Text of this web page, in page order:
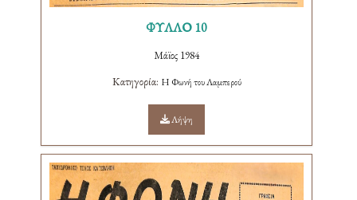
ΦΥΛΛΟ 10
Μάϊος 1984
Κατηγορία: Η Φωνή του Λαμπερού
Λήψη